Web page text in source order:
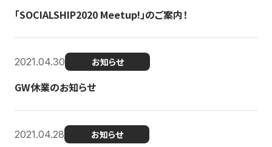
「SOCIALSHIP2020 Meetup!」のご案内！
2021.04.30 お知らせ
GW休業のお知らせ
2021.04.28 お知らせ